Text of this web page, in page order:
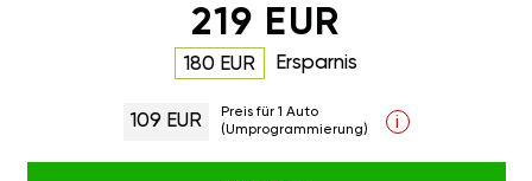
219 EUR
180 EUR Ersparnis
109 EUR
Preis für 1 Auto
(Umprogrammierung)
i